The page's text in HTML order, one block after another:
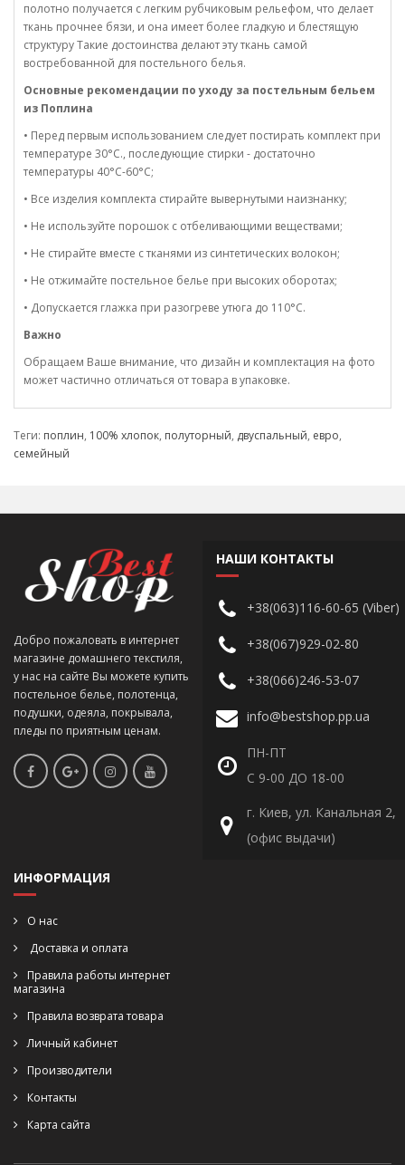
полотно получается с легким рубчиковым рельефом, что делает
ткань прочнее бязи, и она имеет более гладкую и блестящую
структуру Такие достоинства делают эту ткань самой
востребованной для постельного белья.
Основные рекомендации по уходу за постельным бельем
из Поплина
• Перед первым использованием следует постирать комплект при
температуре 30°C., последующие стирки - достаточно
температуры 40°C-60°C;
• Все изделия комплекта стирайте вывернутыми наизнанку;
• Не используйте порошок с отбеливающими веществами;
• Не стирайте вместе с тканями из синтетических волокон;
• Не отжимайте постельное белье при высоких оборотах;
• Допускается глажка при разогреве утюга до 110°C.
Важно
Обращаем Ваше внимание, что дизайн и комплектация на фото
может частично отличаться от товара в упаковке.
Теги: поплин, 100% хлопок, полуторный, двуспальный, евро,
семейный
Добро пожаловать в интернет
магазине домашнего текстиля,
у нас на сайте Вы можете купить
постельное белье, полотенца,
подушки, одеяла, покрывала,
пледы по приятным ценам.
НАШИ КОНТАКТЫ
+38(063)116-60-65 (Viber)
+38(067)929-02-80
+38(066)246-53-07
info@bestshop.pp.ua
ПН-ПТ
С 9-00 ДО 18-00
г. Киев, ул. Канальная 2,
(офис выдачи)
ИНФОРМАЦИЯ
О нас
Доставка и оплата
Правила работы интернет
магазина
Правила возврата товара
Личный кабинет
Производители
Контакты
Карта сайта